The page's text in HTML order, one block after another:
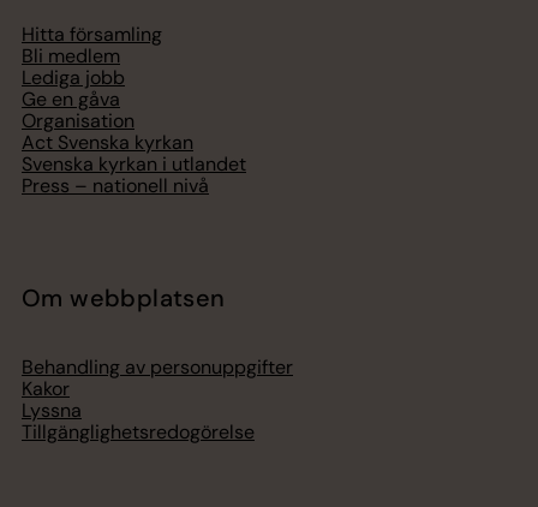
Hitta församling
Bli medlem
Lediga jobb
Ge en gåva
Organisation
Act Svenska kyrkan
Svenska kyrkan i utlandet
Press – nationell nivå
Om webbplatsen
Behandling av personuppgifter
Kakor
Lyssna
Tillgänglighetsredogörelse